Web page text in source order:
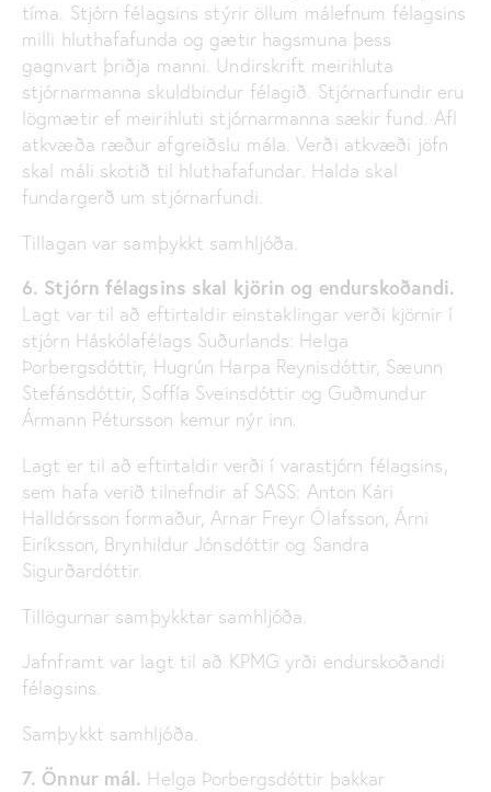
tíma. Stjórn félagsins stýrir öllum málefnum félagsins
milli hluthafafunda og gætir hagsmuna þess
gagnvart þriðja manni. Undirskrift meirihluta
stjórnarmanna skuldbindur félagið. Stjórnarfundir eru
lögmætir ef meirihluti stjórnarmanna sækir fund. Afl
atkvæða ræður afgreiðslu mála. Verði atkvæði jöfn
skal máli skotið til hluthafafundar. Halda skal
fundargerð um stjórnarfundi.
Tillagan var samþykkt samhljóða.
6. Stjórn félagsins skal kjörin og endurskoðandi.
Lagt var til að eftirtaldir einstaklingar verði kjörnir í
stjórn Háskólafélags Suðurlands: Helga
Þorbergsdóttir, Hugrún Harpa Reynisdóttir, Sæunn
Stefánsdóttir, Soffía Sveinsdóttir og Guðmundur
Ármann Pétursson kemur nýr inn.
Lagt er til að eftirtaldir verði í varastjórn félagsins,
sem hafa verið tilnefndir af SASS: Anton Kári
Halldórsson formaður, Arnar Freyr Ólafsson, Árni
Eiríksson, Brynhildur Jónsdóttir og Sandra
Sigurðardóttir.
Tillögurnar samþykktar samhljóða.
Jafnframt var lagt til að KPMG yrði endurskoðandi
félagsins.
Samþykkt samhljóða.
7. Önnur mál. Helga Þorbergsdóttir þakkar